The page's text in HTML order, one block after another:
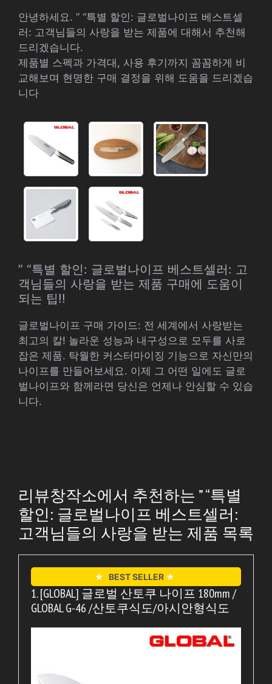
안녕하세요. ” “특별 할인: 글로벌나이프 베스트셀
러: 고객님들의 사랑을 받는 제품에 대해서 추천해
드리겠습니다.
제품별 스펙과 가격대, 사용 후기까지 꼼꼼하게 비
교해보며 현명한 구매 결정을 위해 도움을 드리겠습
니다
” “특별 할인: 글로벌나이프 베스트셀러: 고
객님들의 사랑을 받는 제품 구매에 도움이
되는 팁!!
글로벌나이프 구매 가이드: 전 세계에서 사랑받는
최고의 칼! 놀라운 성능과 내구성으로 모두를 사로
잡은 제품. 탁월한 커스터마이징 기능으로 자신만의
나이프를 만들어보세요. 이제 그 어떤 일에도 글로
벌나이프와 함께라면 당신은 언제나 안심할 수 있습
니다.
리뷰창작소에서 추천하는 ” “특별
할인: 글로벌나이프 베스트셀러:
고객님들의 사랑을 받는 제품 목록
★ BEST SELLER ★
1. [GLOBAL] 글로벌 산토쿠 나이프 180mm /
GLOBAL G-46 /산토쿠식도/아시안형식도